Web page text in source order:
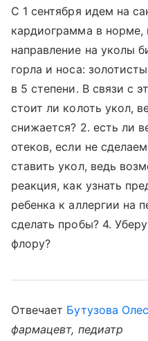
С 1 сентября идем на
кардиограмма в норме,
направление на уколы
горла и носа:
в 5 степени. В связи с
стоит ли колоть укол,
снижается? 2. есть ли
отеков, если не
ставить укол, ведь
реакция, как узнать
ребенка к аллергии на
сделать пробы? 4.
флору?
Отвечает Бутузова
фармацевт, педиатр